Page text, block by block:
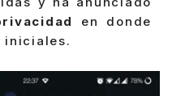
en donde
iniciales.